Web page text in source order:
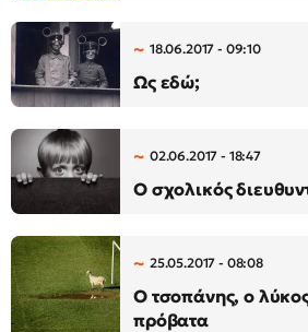
18.06.2017 - 09:10
Ως εδώ;
02.06.2017 - 18:47
Ο σχολικός
25.05.2017 - 08:08
Ο τσοπάνης, ο
πρόβατα